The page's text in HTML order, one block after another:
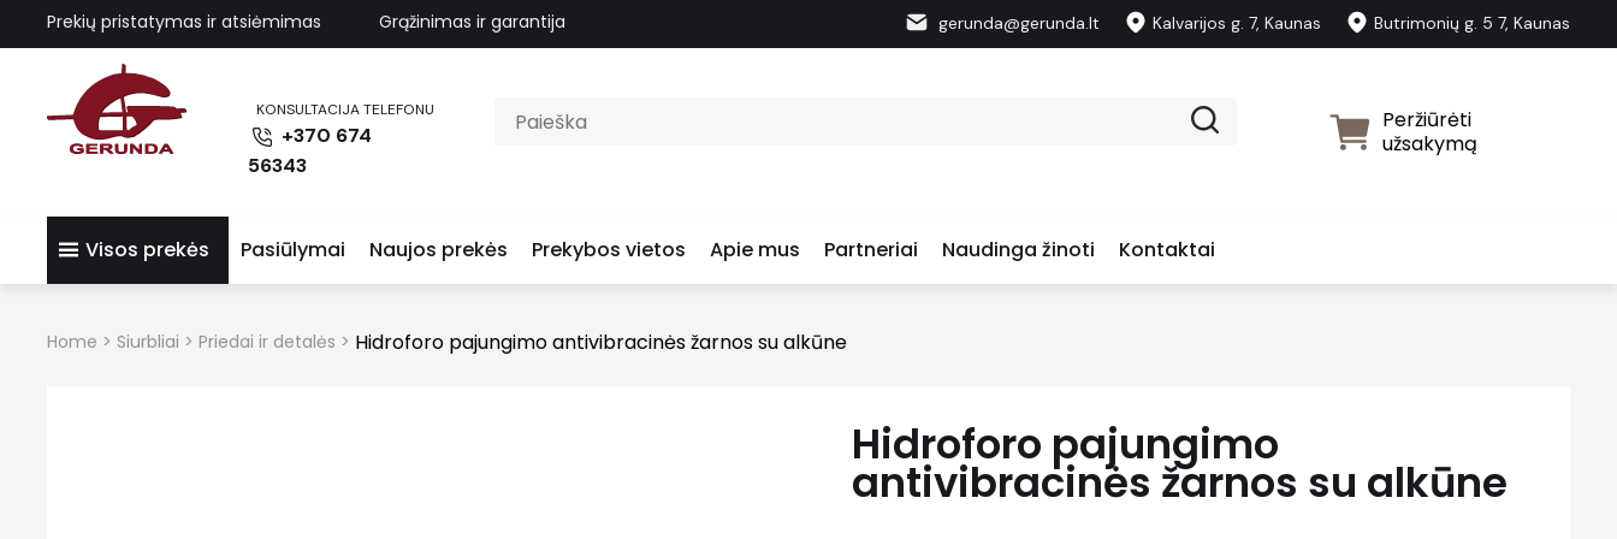
Prekių pristatymas ir atsiėmimas Grąžinimas ir garantija gerunda@gerunda.lt Kalvarijos g. 7, Kaunas Butrimonių g. 5 7, Kaunas
KONSULTACIJA TELEFONU
+370 674
56343
Peržiūrėti
užsakymą
Visos prekės Pasiūlymai Naujos prekės Prekybos vietos Apie mus Partneriai Naudinga žinoti Kontaktai
Home > Siurbliai > Priedai ir detalės > Hidroforo pajungimo antivibracinės žarnos su alkūne
Hidroforo pajungimo
antivibracinės žarnos su alkūne